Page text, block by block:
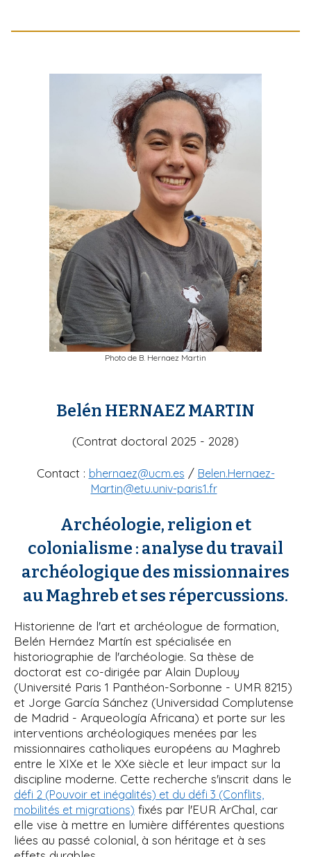
Photo de B. Hernaez Martin
Belén HERNAEZ MARTIN
(Contrat doctoral 2025 - 2028)
Contact : bhernaez@ucm.es / Belen.Hernaez-
Martin@etu.univ-paris1.fr
Archéologie, religion et
colonialisme : analyse du travail
archéologique des missionnaires
au Maghreb et ses répercussions.
Historienne de l'art et archéologue de formation,
Belén Hernáez Martín est spécialisée en
historiographie de l'archéologie. Sa thèse de
doctorat est co-dirigée par Alain Duplouy
(Université Paris 1 Panthéon-Sorbonne - UMR 8215)
et Jorge García Sánchez (Universidad Complutense
de Madrid - Arqueología Africana) et porte sur les
interventions archéologiques menées par les
missionnaires catholiques européens au Maghreb
entre le XIXe et le XXe siècle et leur impact sur la
discipline moderne. Cette recherche s'inscrit dans le
défi 2 (Pouvoir et inégalités) et du défi 3 (Conflits,
mobilités et migrations) fixés par l'EUR ArChal, car
elle vise à mettre en lumière différentes questions
liées au passé colonial, à son héritage et à ses